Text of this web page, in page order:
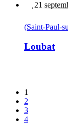
21
(Saint-Paul-
Loubat
1
2
3
4